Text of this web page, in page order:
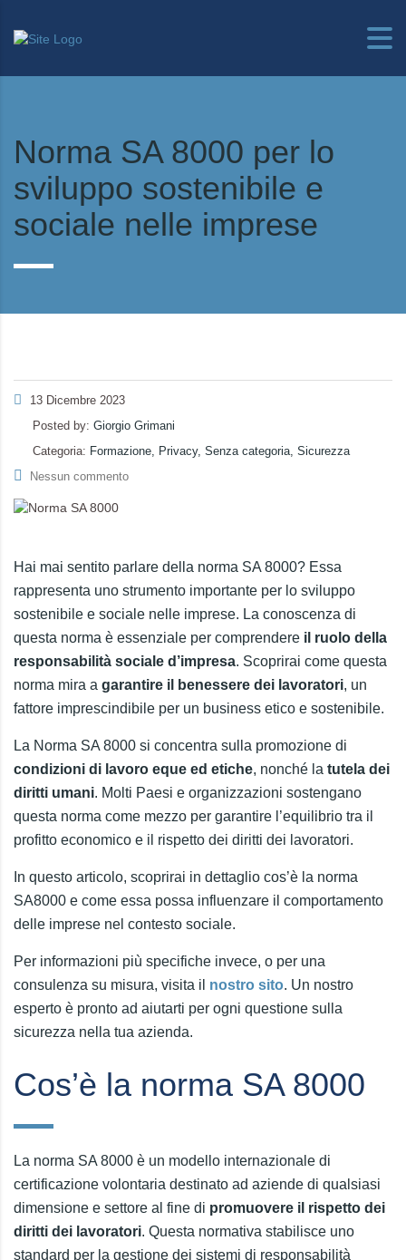
Norma SA 8000 per lo
sviluppo sostenibile e
sociale nelle imprese
13 Dicembre 2023
Posted by: Giorgio Grimani
Categoria: Formazione, Privacy, Senza categoria, Sicurezza
Nessun commento
Hai mai sentito parlare della norma SA 8000? Essa
rappresenta uno strumento importante per lo sviluppo
sostenibile e sociale nelle imprese. La conoscenza di
questa norma è essenziale per comprendere il ruolo della
responsabilità sociale d’impresa. Scoprirai come questa
norma mira a garantire il benessere dei lavoratori, un
fattore imprescindibile per un business etico e sostenibile.
La Norma SA 8000 si concentra sulla promozione di
condizioni di lavoro eque ed etiche, nonché la tutela dei
diritti umani. Molti Paesi e organizzazioni sostengano
questa norma come mezzo per garantire l’equilibrio tra il
profitto economico e il rispetto dei diritti dei lavoratori.
In questo articolo, scoprirai in dettaglio cos’è la norma
SA8000 e come essa possa influenzare il comportamento
delle imprese nel contesto sociale.
Per informazioni più specifiche invece, o per una
consulenza su misura, visita il nostro sito. Un nostro
esperto è pronto ad aiutarti per ogni questione sulla
sicurezza nella tua azienda.
Cos’è la norma SA 8000
La norma SA 8000 è un modello internazionale di
certificazione volontaria destinato ad aziende di qualsiasi
dimensione e settore al fine di promuovere il rispetto dei
diritti dei lavoratori. Questa normativa stabilisce uno
standard per la gestione dei sistemi di responsabilità